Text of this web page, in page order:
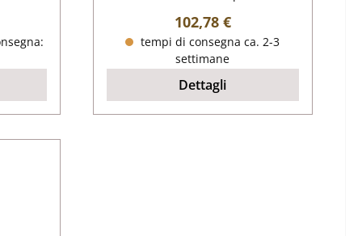
Prezzo normale:
102,78 €
tempi di consegna ca. 2-3
settimane
Dettagli